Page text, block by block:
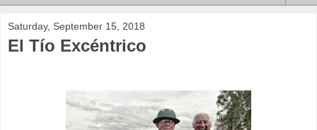
Saturday, September 15, 2018
El Tío Excéntrico